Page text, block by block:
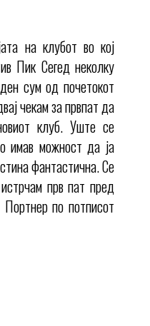
на клубот во кој
Пик Сегед неколку
сум од почетокот
чекам за првпат да
клуб. Уште се
имав можност да ја
фантастична. Се
прв пат пред
Портнер по потписот